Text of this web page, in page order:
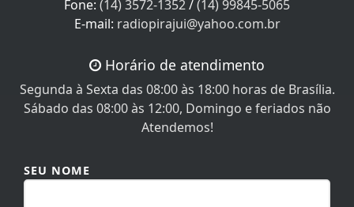
Fone:(14) 3572-1352/(14) 99845-5065
Horário de atendimento
Segunda à Sexta das 08:00 às 18:00 horas de Brasília.
Sábado das 08:00 às 12:00, Domingo e feriados não
SEU NOME